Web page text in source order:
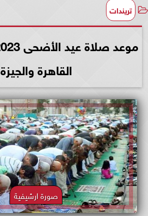
تريندات
القاهرة والجيزة
صورة ارشيفية